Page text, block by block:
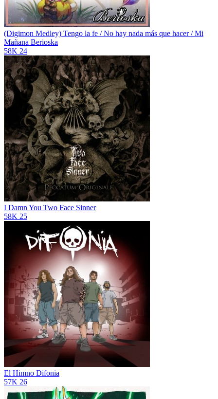
(Digimon Medley) Tengo la fe / No hay nada más que hacer / Mi
Mañana Berioska
58K 24
I Damn You Two Face Sinner
58K 25
El Himno Difonia
57K 26